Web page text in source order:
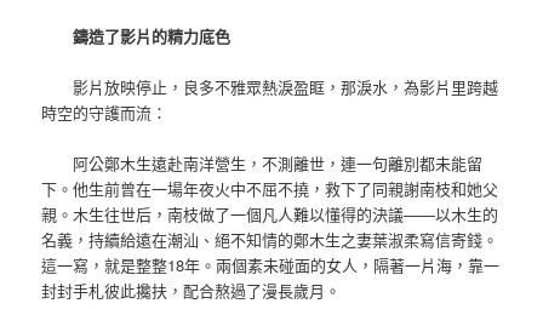
鑄造了影片的精力底色
影片放映停止，良多不雅眾熱淚盈眶，那淚水，為影片里跨越
時空的守護而流：
阿公鄭木生遠赴南洋營生，不測離世，連一句離別都未能留
下。他生前曾在一場年夜火中不屈不撓，救下了同親謝南枝和她父
親。木生往世后，南枝做了一個凡人難以懂得的決議——以木生的
名義，持續給遠在潮汕、絕不知情的鄭木生之妻葉淑柔寫信寄錢。
這一寫，就是整整18年。兩個素未碰面的女人，隔著一片海，靠一
封封手札彼此攙扶，配合熬過了漫長歲月。